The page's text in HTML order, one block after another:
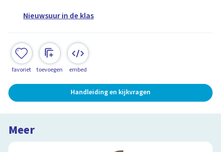
Nieuwsuur in de klas
favoriet toevoegen embed
Handleiding en kijkvragen
Meer